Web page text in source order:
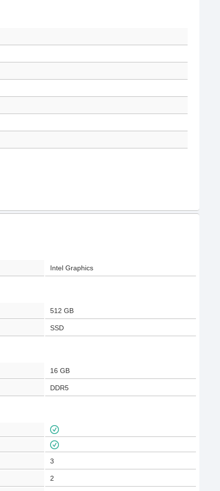
Intel Graphics
512 GB
SSD
16 GB
DDR5
3
2